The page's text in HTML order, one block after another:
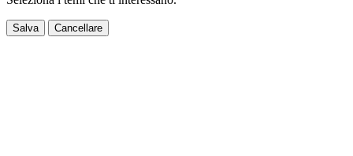
Salva Cancellare